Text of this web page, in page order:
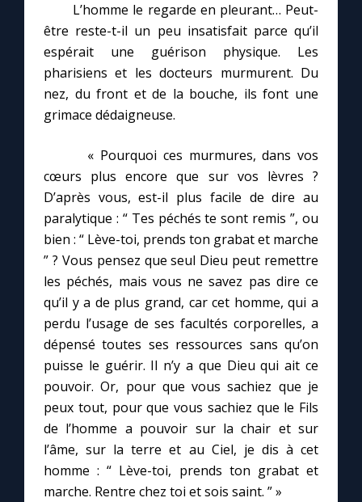
L’homme le regarde en pleurant… Peut-
être reste-t-il un peu insatisfait parce qu’il
espérait une guérison physique. Les
pharisiens et les docteurs murmurent. Du
nez, du front et de la bouche, ils font une
grimace dédaigneuse.
« Pourquoi ces murmures, dans vos
cœurs plus encore que sur vos lèvres ?
D’après vous, est-il plus facile de dire au
paralytique : “ Tes péchés te sont remis ”, ou
bien : “ Lève-toi, prends ton grabat et marche
” ? Vous pensez que seul Dieu peut remettre
les péchés, mais vous ne savez pas dire ce
qu’il y a de plus grand, car cet homme, qui a
perdu l’usage de ses facultés corporelles, a
dépensé toutes ses ressources sans qu’on
puisse le guérir. Il n’y a que Dieu qui ait ce
pouvoir. Or, pour que vous sachiez que je
peux tout, pour que vous sachiez que le Fils
de l’homme a pouvoir sur la chair et sur
l’âme, sur la terre et au Ciel, je dis à cet
homme : “ Lève-toi, prends ton grabat et
marche. Rentre chez toi et sois saint. ” »